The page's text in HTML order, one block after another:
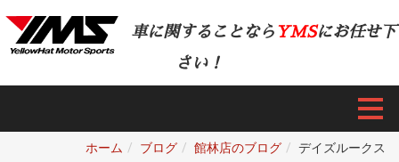
車に関することなら YMSにお任せ下
さい！
ホーム ブログ 館林店のブログ デイズルークス